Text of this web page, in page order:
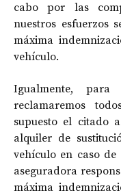
cabo por las
nuestros esfuerzos
máxima
vehículo.
Igualmente,
reclamaremos
supuesto el citado
alquiler de
vehículo en caso
aseguradora
máxima